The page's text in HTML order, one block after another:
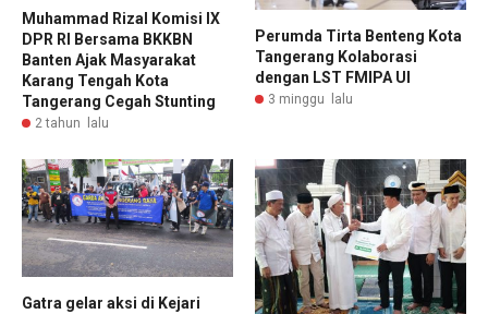
Muhammad Rizal Komisi IX
DPR RI Bersama BKKBN
Banten Ajak Masyarakat
Karang Tengah Kota
Tangerang Cegah Stunting
2 tahun lalu
Perumda Tirta Benteng Kota
Tangerang Kolaborasi
dengan LST FMIPA UI
3 minggu lalu
Gatra gelar aksi di Kejari